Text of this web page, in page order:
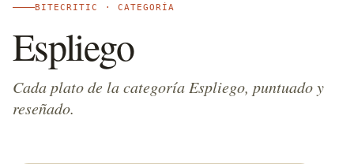
BITECRITIC · CATEGORÍA
Espliego
Cada plato de la categoría Espliego, puntuado y
reseñado.